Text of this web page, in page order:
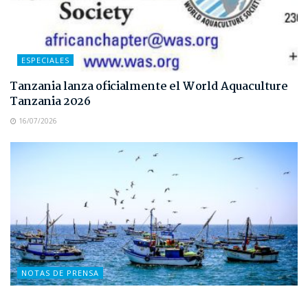
ESPECIALES
Tanzania lanza oficialmente el World Aquaculture
Tanzania 2026
16/07/2026
NOTAS DE PRENSA